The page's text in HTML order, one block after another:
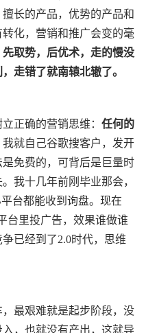
长的产品，优势的产品和
化，营销和推广会变的毫
先取势，后优术， 走的慢没
走错了就南辕北辙了。
正确的营销思维： 任何的
就自己谷歌搜客户，发开
免费的，可背后是巨量时
我十几年前刚毕业那会，
台都能收到询盘。现在
台里投广告，效果谁做谁
已经到了2.0时代，思维
最艰难就是起步阶段，没
，也就没有产出，这就导